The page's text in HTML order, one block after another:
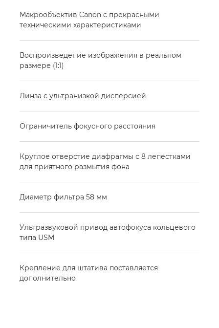
Макрообъектив Canon с прекрасными
техническими характеристиками
Воспроизведение изображения в реальном
размере (1:1)
Линза с ультранизкой дисперсией
Ограничитель фокусного расстояния
Круглое отверстие диафрагмы с 8 лепестками
для приятного размытия фона
Диаметр фильтра 58 мм
Ультразвуковой привод автофокуса кольцевого
типа USM
Крепление для штатива поставляется
дополнительно